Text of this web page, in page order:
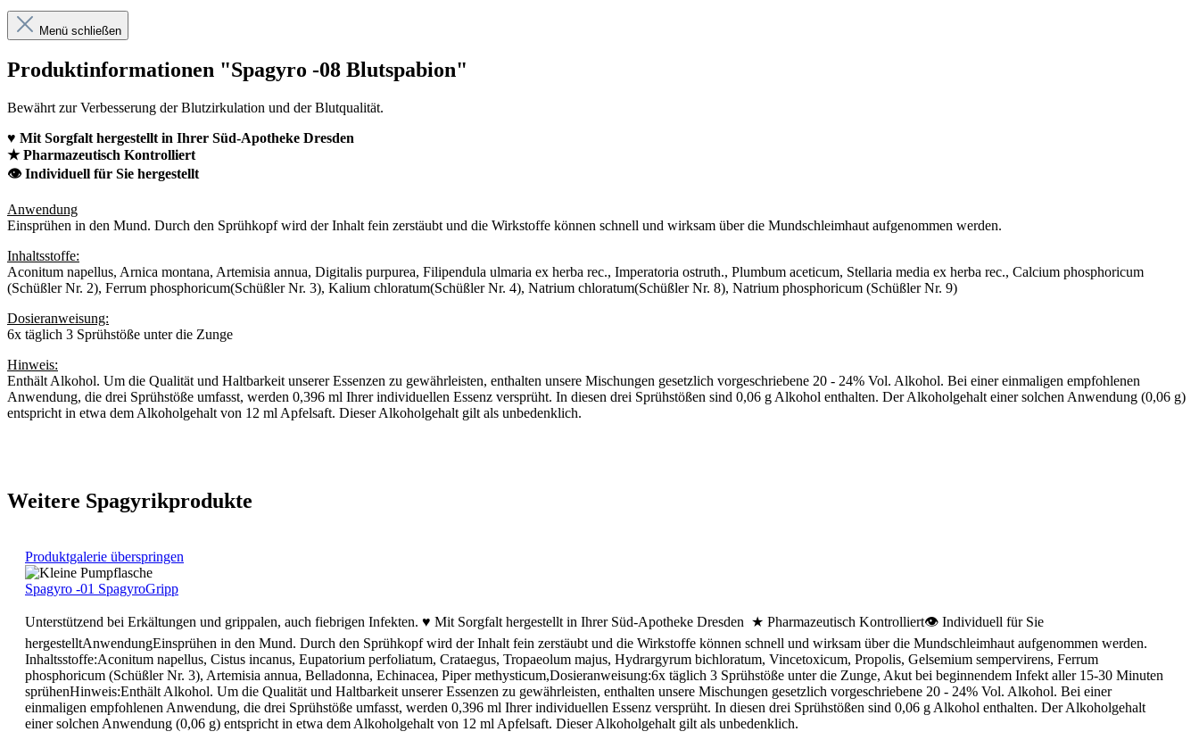
Menü schließen
Produktinformationen "Spagyro -08 Blutspabion"
Bewährt zur Verbesserung der Blutzirkulation und der Blutqualität.
♥ Mit Sorgfalt hergestellt in Ihrer Süd-Apotheke Dresden
★ Pharmazeutisch Kontrolliert
👁 Individuell für Sie hergestellt
Anwendung
Einsprühen in den Mund. Durch den Sprühkopf wird der Inhalt fein zerstäubt und die Wirkstoffe können schnell und wirksam über die Mundschleimhaut aufgenommen werden.
Inhaltsstoffe:
Aconitum napellus, Arnica montana, Artemisia annua, Digitalis purpurea, Filipendula ulmaria ex herba rec., Imperatoria ostruth., Plumbum aceticum, Stellaria media ex herba rec., Calcium phosphoricum
(Schüßler Nr. 2), Ferrum phosphoricum(Schüßler Nr. 3), Kalium chloratum(Schüßler Nr. 4), Natrium chloratum(Schüßler Nr. 8), Natrium phosphoricum (Schüßler Nr. 9)
Dosieranweisung:
6x täglich 3 Sprühstöße unter die Zunge
Hinweis:
Enthält Alkohol. Um die Qualität und Haltbarkeit unserer Essenzen zu gewährleisten, enthalten unsere Mischungen gesetzlich vorgeschriebene 20 - 24% Vol. Alkohol. Bei einer einmaligen empfohlenen
Anwendung, die drei Sprühstöße umfasst, werden 0,396 ml Ihrer individuellen Essenz versprüht. In diesen drei Sprühstößen sind 0,06 g Alkohol enthalten. Der Alkoholgehalt einer solchen Anwendung (0,06 g)
entspricht in etwa dem Alkoholgehalt von 12 ml Apfelsaft. Dieser Alkoholgehalt gilt als unbedenklich.
Weitere Spagyrikprodukte
Produktgalerie überspringen
Spagyro -01 SpagyroGripp
Unterstützend bei Erkältungen und grippalen, auch fiebrigen Infekten. ♥ Mit Sorgfalt hergestellt in Ihrer Süd-Apotheke Dresden ★ Pharmazeutisch Kontrolliert👁 Individuell für Sie
hergestelltAnwendungEinsprühen in den Mund. Durch den Sprühkopf wird der Inhalt fein zerstäubt und die Wirkstoffe können schnell und wirksam über die Mundschleimhaut aufgenommen werden.
Inhaltsstoffe:Aconitum napellus, Cistus incanus, Eupatorium perfoliatum, Crataegus, Tropaeolum majus, Hydrargyrum bichloratum, Vincetoxicum, Propolis, Gelsemium sempervirens, Ferrum
phosphoricum (Schüßler Nr. 3), Artemisia annua, Belladonna, Echinacea, Piper methysticum,Dosieranweisung:6x täglich 3 Sprühstöße unter die Zunge, Akut bei beginnendem Infekt aller 15-30 Minuten
sprühenHinweis:Enthält Alkohol. Um die Qualität und Haltbarkeit unserer Essenzen zu gewährleisten, enthalten unsere Mischungen gesetzlich vorgeschriebene 20 - 24% Vol. Alkohol. Bei einer
einmaligen empfohlenen Anwendung, die drei Sprühstöße umfasst, werden 0,396 ml Ihrer individuellen Essenz versprüht. In diesen drei Sprühstößen sind 0,06 g Alkohol enthalten. Der Alkoholgehalt
einer solchen Anwendung (0,06 g) entspricht in etwa dem Alkoholgehalt von 12 ml Apfelsaft. Dieser Alkoholgehalt gilt als unbedenklich.